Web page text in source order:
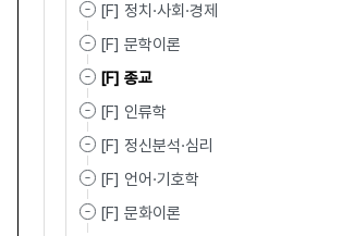
[F] 정치·사회·경제
[F] 문학이론
[F] 종교
[F] 인류학
[F] 정신분석·심리
[F] 언어·기호학
[F] 문화이론